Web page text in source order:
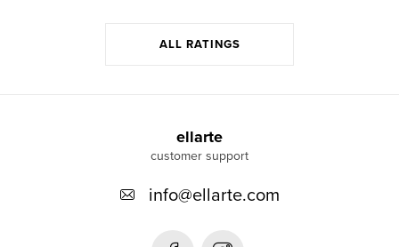
ALL RATINGS
ellarte
info@ellarte.com